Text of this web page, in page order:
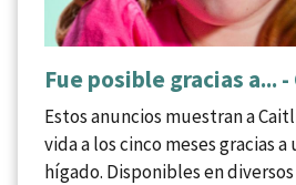
Fue posible gracias a...
Estos anuncios muestran a
vida a los cinco meses gracias
hígado. Disponibles en